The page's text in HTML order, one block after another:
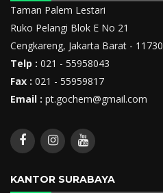
Taman Palem Lestari
Ruko Pelangi Blok E No 21
Cengkareng, Jakarta Barat - 11730
Telp : 021 - 55958043
Fax : 021 - 55959817
Email : pt.gochem@gmail.com
KANTOR SURABAYA